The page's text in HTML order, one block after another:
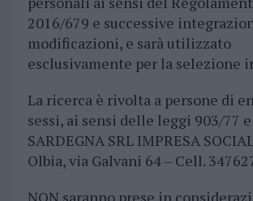
2016/679 e successive
modificazioni, e sarà utilizzato
esclusivamente per la selezione
La ricerca è rivolta a persone di
sessi, ai sensi delle leggi 903/77
SARDEGNA SRL IMPRESA
Olbia, via Galvani 64 – Cell.